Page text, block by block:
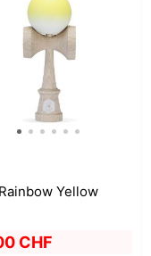
Rainbow Yellow
CHF